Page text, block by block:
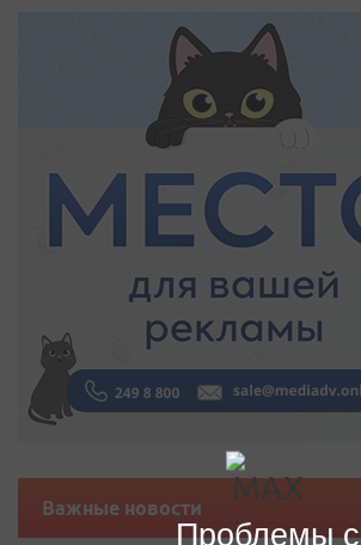
Важные новости
Проблемы с